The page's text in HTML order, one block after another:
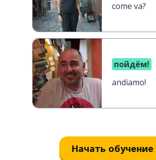
come va?
пойдём!
andiamo!
Начать обучение